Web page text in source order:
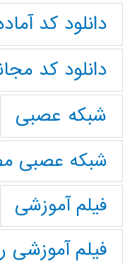
دانلود کد
دانلود کد
شبکه عصبی
شبکه عصبی
فیلم آموزشی
فیلم آموزشی